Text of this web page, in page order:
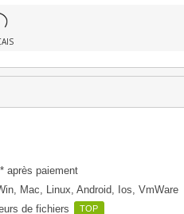
après paiement
Mac, Linux, Android, Ios, VmWare
de fichiers
TOP